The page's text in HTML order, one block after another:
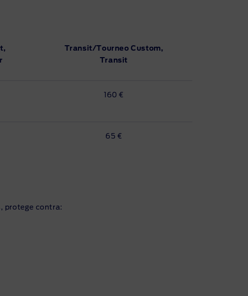
Transit/Tourneo Custom,
Transit
160 €
65 €
protege contra: